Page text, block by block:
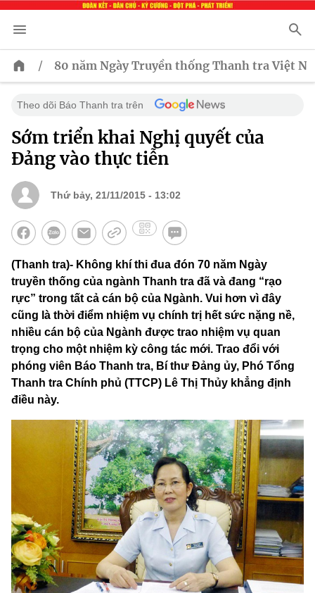
/ 80 năm Ngày Truyền thống Thanh tra Việt
Theo dõi Báo Thanh tra trên
Sớm triển khai Nghị quyết của
Đảng vào thực tiễn
Thứ bảy, 21/11/2015 - 13:02
(Thanh tra)- Không khí thi đua đón 70 năm Ngày
truyền thống của ngành Thanh tra đã và đang “rạo
rực” trong tất cả cán bộ của Ngành. Vui hơn vì đây
cũng là thời điểm nhiệm vụ chính trị hết sức nặng nề,
nhiều cán bộ của Ngành được trao nhiệm vụ quan
trọng cho một nhiệm kỳ công tác mới. Trao đổi với
phóng viên Báo Thanh tra, Bí thư Đảng ủy, Phó Tổng
Thanh tra Chính phủ (TTCP) Lê Thị Thủy khẳng định
điều này.